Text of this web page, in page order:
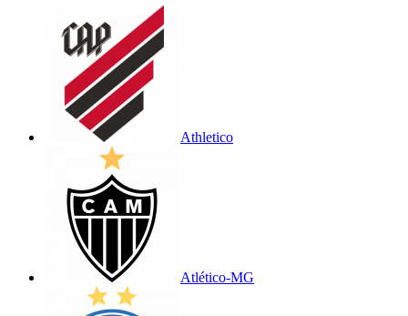
Athletico
Atlético-MG